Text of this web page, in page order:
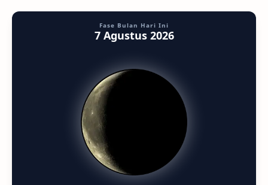
Fase Bulan Hari Ini
7 Agustus 2026